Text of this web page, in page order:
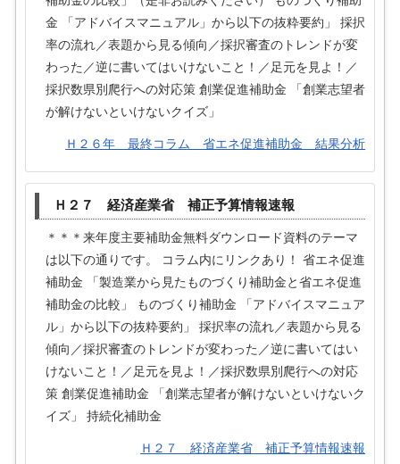
金 「アドバイスマニュアル」から以下の抜粋要約」 採択
率の流れ／表題から見る傾向／採択審査のトレンドが変
わった／逆に書いてはいけないこと！／足元を見よ！／
採択数県別爬行への対応策 創業促進補助金 「創業志望者
が解けないといけないクイズ」
Ｈ２６年 最終コラム 省エネ促進補助金 結果分析
Ｈ２７ 経済産業省 補正予算情報速報
＊＊＊来年度主要補助金無料ダウンロード資料のテーマ
は以下の通りです。 コラム内にリンクあり！ 省エネ促進
補助金 「製造業から見たものづくり補助金と省エネ促進
補助金の比較」 ものづくり補助金 「アドバイスマニュア
ル」から以下の抜粋要約」 採択率の流れ／表題から見る
傾向／採択審査のトレンドが変わった／逆に書いてはい
けないこと！／足元を見よ！／採択数県別爬行への対応
策 創業促進補助金 「創業志望者が解けないといけないク
イズ」 持続化補助金
Ｈ２７ 経済産業省 補正予算情報速報